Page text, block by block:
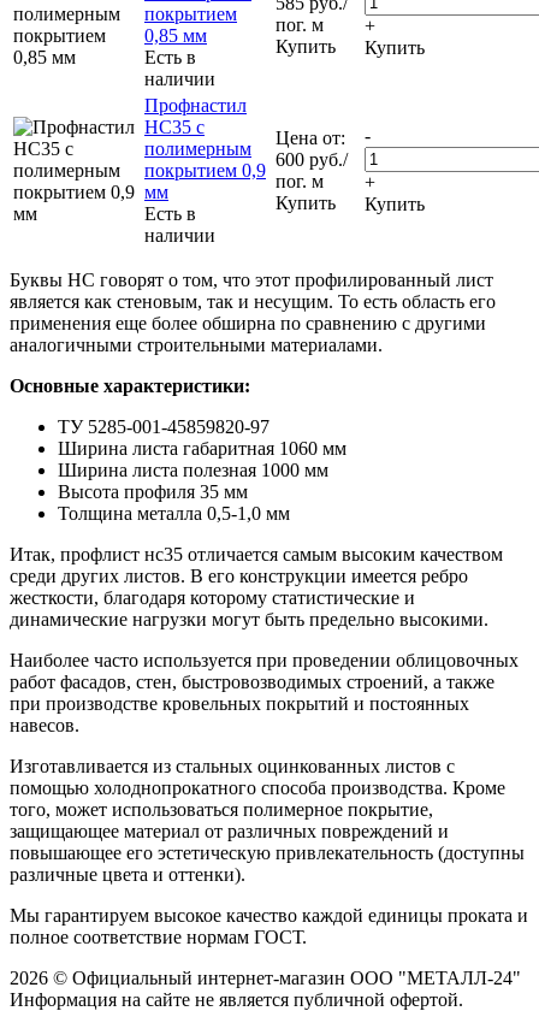
покрытием
0,85 мм
Есть в
наличии
пог. м
Купить
+
Купить
Профнастил
НС35 с
полимерным
покрытием 0,9
мм
Есть в
наличии
Цена от:
600 руб./
пог. м
Купить
-
+
Купить
Буквы НС говорят о том, что этот профилированный лист
является как стеновым, так и несущим. То есть область его
применения еще более обширна по сравнению с другими
аналогичными строительными материалами.
Основные характеристики:
ТУ 5285-001-45859820-97
Ширина листа габаритная 1060 мм
Ширина листа полезная 1000 мм
Высота профиля 35 мм
Толщина металла 0,5-1,0 мм
Итак, профлист нс35 отличается самым высоким качеством
среди других листов. В его конструкции имеется ребро
жесткости, благодаря которому статистические и
динамические нагрузки могут быть предельно высокими.
Наиболее часто используется при проведении облицовочных
работ фасадов, стен, быстровозводимых строений, а также
при производстве кровельных покрытий и постоянных
навесов.
Изготавливается из стальных оцинкованных листов с
помощью холоднопрокатного способа производства. Кроме
того, может использоваться полимерное покрытие,
защищающее материал от различных повреждений и
повышающее его эстетическую привлекательность (доступны
различные цвета и оттенки).
Мы гарантируем высокое качество каждой единицы проката и
полное соответствие нормам ГОСТ.
2026 © Официальный интернет-магазин ООО "МЕТАЛЛ-24"
Информация на сайте не является публичной офертой.